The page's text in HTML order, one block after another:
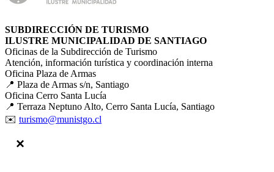
SUBDIRECCIÓN DE TURISMO
ILUSTRE MUNICIPALIDAD DE SANTIAGO
Oficinas de la Subdirección de Turismo
Atención, información turística y coordinación interna
Oficina Plaza de Armas
📍 Plaza de Armas s/n, Santiago
Oficina Cerro Santa Lucía
📍 Terraza Neptuno Alto, Cerro Santa Lucía, Santiago
✉️ turismo@munistgo.cl